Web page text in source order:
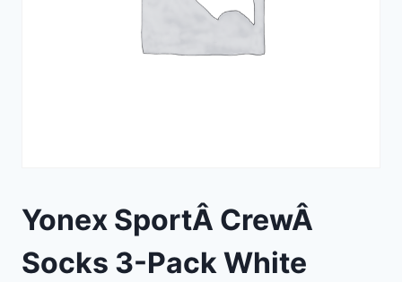
Yonex SportÂ CrewÂ
Socks 3-Pack White